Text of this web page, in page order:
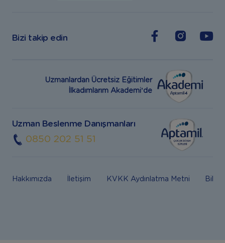
Bizi takip edin
Uzmanlardan Ücretsiz Eğitimler
İlkadımlarım Akademi’de
Uzman Beslenme Danışmanları
0850 202 51 51
Hakkımızda İletişim KVKK Aydınlatma Metni Bilgi